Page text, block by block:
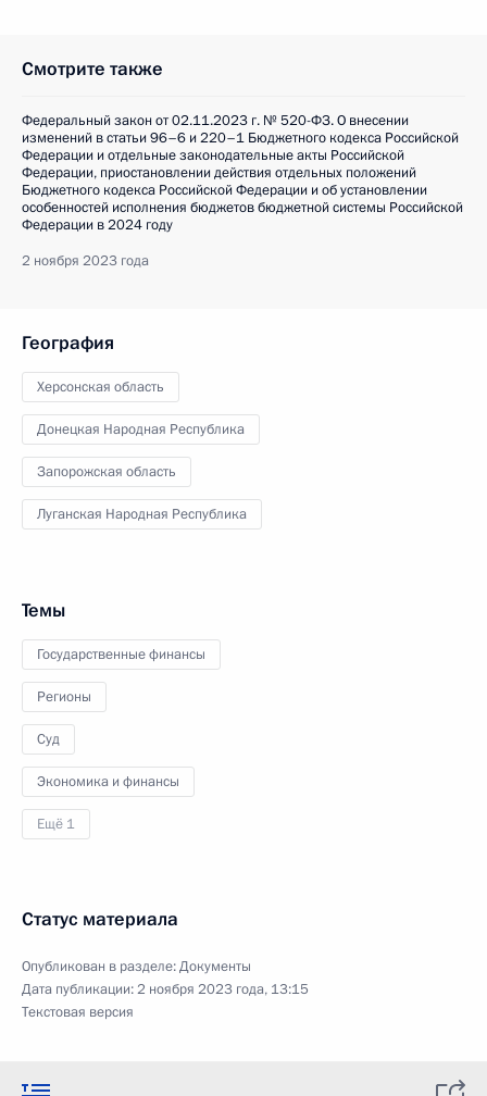
Смотрите также
Федеральный закон от 02.11.2023 г. № 520-ФЗ. О внесении
изменений в статьи 96–6 и 220–1 Бюджетного кодекса Российской
Федерации и отдельные законодательные акты Российской
Федерации, приостановлении действия отдельных положений
Бюджетного кодекса Российской Федерации и об установлении
особенностей исполнения бюджетов бюджетной системы Российской
Федерации в 2024 году
2 ноября 2023 года
География
Херсонская область
Донецкая Народная Республика
Запорожская область
Луганская Народная Республика
Темы
Государственные финансы
Регионы
Суд
Экономика и финансы
Ещё 1
Статус материала
Опубликован в разделе:Документы
Дата публикации:2 ноября 2023 года, 13:15
Текстовая версия